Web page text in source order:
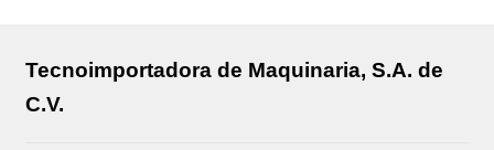
Tecnoimportadora de Maquinaria, S.A. de
C.V.